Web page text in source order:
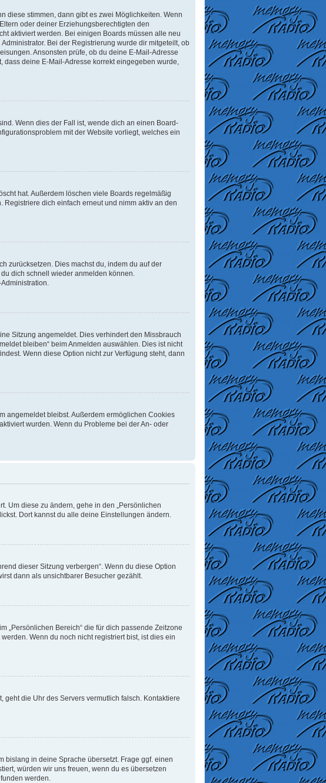
diese stimmen, dann gibt es zwei Möglichkeiten. Wenn
oder deiner Erziehungsberechtigten den
aktiviert werden. Bei einigen Boards müssen alle neu
Bei der Registrierung wurde dir mitgeteilt, ob
Ansonsten prüfe, ob du deine E-Mail-Adresse
deine E-Mail-Adresse korrekt eingegeben wurde,
Wenn dies der Fall ist, wende dich an einen Board-
mit der Website vorliegt, welches ein
hat. Außerdem löschen viele Boards regelmäßig
dich einfach erneut und nimm aktiv an den
zurücksetzen. Dies machst du, indem du auf der
dich schnell wieder anmelden können.
Sitzung angemeldet. Dies verhindert den Missbrauch
bleiben“ beim Anmelden auswählen. Dies ist nicht
Wenn diese Option nicht zur Verfügung steht, dann
angemeldet bleibst. Außerdem ermöglichen Cookies
wurden. Wenn du Probleme bei der An- oder
Um diese zu ändern, gehe in den „Persönlichen
Dort kannst du alle deine Einstellungen ändern.
dieser Sitzung verbergen“. Wenn du diese Option
dann als unsichtbarer Besucher gezählt.
„Persönlichen Bereich“ die für dich passende Zeitzone
Wenn du noch nicht registriert bist, ist dies ein
die Uhr des Servers vermutlich falsch. Kontaktiere
bislang in deine Sprache übersetzt. Frage ggf. einen
würden wir uns freuen, wenn du es übersetzen
werden.